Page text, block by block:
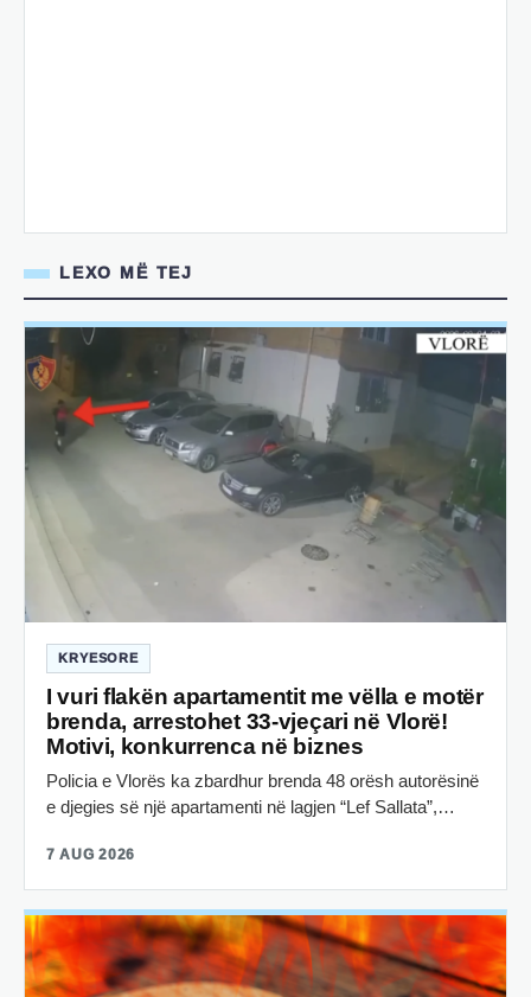
LEXO MË TEJ
KRYESORE
I vuri flakën apartamentit me vëlla e motër
brenda, arrestohet 33-vjeçari në Vlorë!
Motivi, konkurrenca në biznes
Policia e Vlorës ka zbardhur brenda 48 orësh autorësinë
e djegies së një apartamenti në lagjen “Lef Sallata”,…
7 AUG 2026